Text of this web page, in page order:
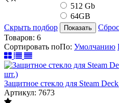
512 Gb
64GB
Скрыть подбор
Показать
Товаров: 6
Сортировать поПо: Умолчанию
Защитное стекло для Steam
Артикул: 7673